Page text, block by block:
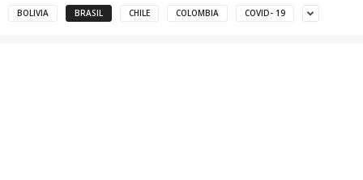
BOLIVIA BRASIL CHILE COLOMBIA COVID- 19